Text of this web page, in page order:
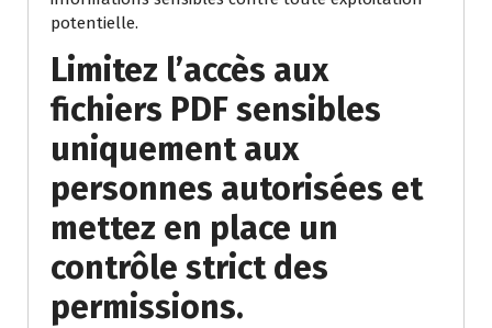
potentielle.
Limitez l’accès aux
fichiers PDF sensibles
uniquement aux
personnes autorisées et
mettez en place un
contrôle strict des
permissions.